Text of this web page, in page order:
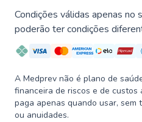
Condições válidas apenas no
poderão ter condições
A Medprev não é plano de
financeira de riscos e de custos
paga apenas quando usar, sem
ou anuidades.